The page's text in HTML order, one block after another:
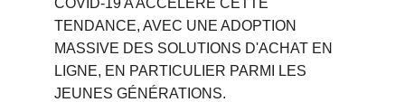
COVID-19 A ACCÉLÉRÉ CETTE
TENDANCE, AVEC UNE ADOPTION
MASSIVE DES SOLUTIONS D'ACHAT EN
LIGNE, EN PARTICULIER PARMI LES
JEUNES GÉNÉRATIONS.